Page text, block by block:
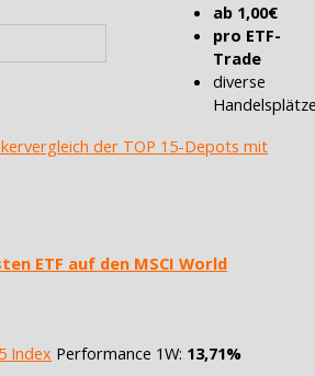
ab 1,00€
pro ETF-
Trade
diverse
der TOP 15-Depots mit
ETF auf den MSCI World
Index Performance 1W: 13,71%